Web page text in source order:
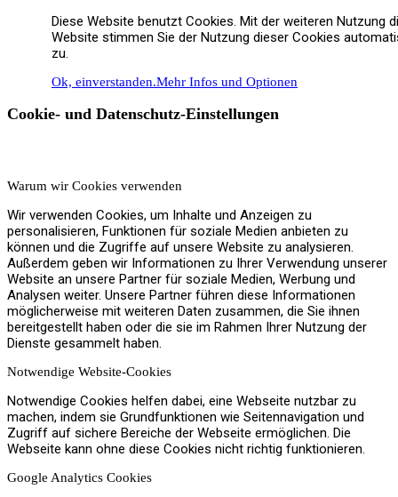
Wasserbehandlung
Referenzen
Jobs
Kontakt
Diese Website benutzt Cookies. Mit der weiteren Nutzung
Website stimmen Sie der Nutzung dieser Cookies
zu.
Ok, einverstanden.Mehr Infos und Optionen
Cookie- und Datenschutz-Einstellungen
Warum wir Cookies verwenden
Wir verwenden Cookies, um Inhalte und Anzeigen zu
personalisieren, Funktionen für soziale Medien anbieten zu
können und die Zugriffe auf unsere Website zu analysieren.
Außerdem geben wir Informationen zu Ihrer Verwendung unserer
Website an unsere Partner für soziale Medien, Werbung und
Analysen weiter. Unsere Partner führen diese Informationen
möglicherweise mit weiteren Daten zusammen, die Sie ihnen
bereitgestellt haben oder die sie im Rahmen Ihrer Nutzung der
Dienste gesammelt haben.
Notwendige Website-Cookies
Notwendige Cookies helfen dabei, eine Webseite nutzbar zu
machen, indem sie Grundfunktionen wie Seitennavigation und
Zugriff auf sichere Bereiche der Webseite ermöglichen. Die
Webseite kann ohne diese Cookies nicht richtig funktionieren.
Google Analytics Cookies